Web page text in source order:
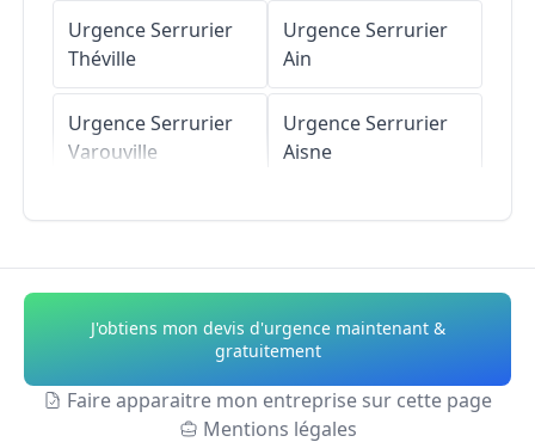
Urgence Serrurier
Théville
Urgence Serrurier
Varouville
Urgence Serrurier
Carneville
Urgence Serrurier
Urgence Serrurier
Ain
Urgence Serrurier
Aisne
Urgence Serrurier
Alpes-de-Haute-
Urgence Serrurier
J'obtiens mon devis d'urgence maintenant &
gratuitement
Faire apparaitre mon entreprise sur cette page
Mentions légales